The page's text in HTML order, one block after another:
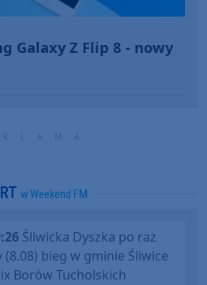
Galaxy Z Flip 8 - nowy
w Weekend FM
Śliwicka Dyszka po raz
(8.08) bieg w gminie Śliwice
Borów Tucholskich